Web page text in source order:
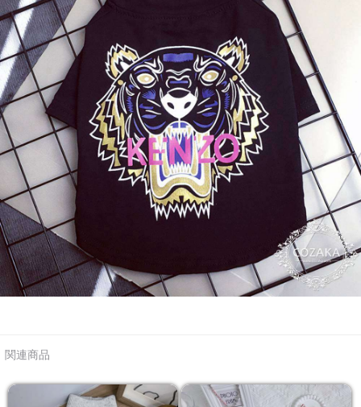
関連商品